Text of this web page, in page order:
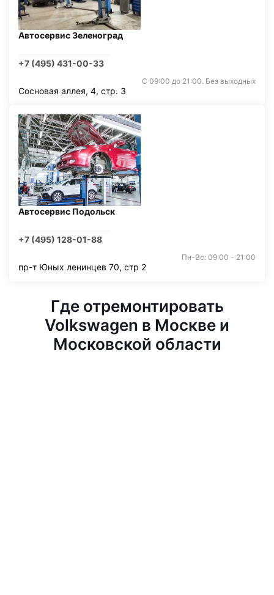
Автосервис Зеленоград
+7 (495) 431-00-33
С 09:00 до 21:00. Без выходных
Сосновая аллея, 4, стр. 3
Автосервис Подольск
+7 (495) 128-01-88
Пн-Вс: 09:00 - 21:00
пр-т Юных ленинцев 70, стр 2
Где отремонтировать
Volkswagen в Москве и
Московской области